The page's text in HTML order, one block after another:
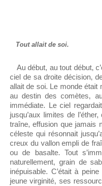
Tout allait de soi.
Au début, au tout début,
ciel de sa droite décision,
allait de soi. Le monde était
au destin des comètes,
immédiate. Le ciel
jusqu’aux limites de
traîne, effusion que jamais
céleste qui résonnait
creux du vallon empli de
ou de basalte. Tout
naturellement, grain de
inépuisable. C’était à
jeune virginité, ses